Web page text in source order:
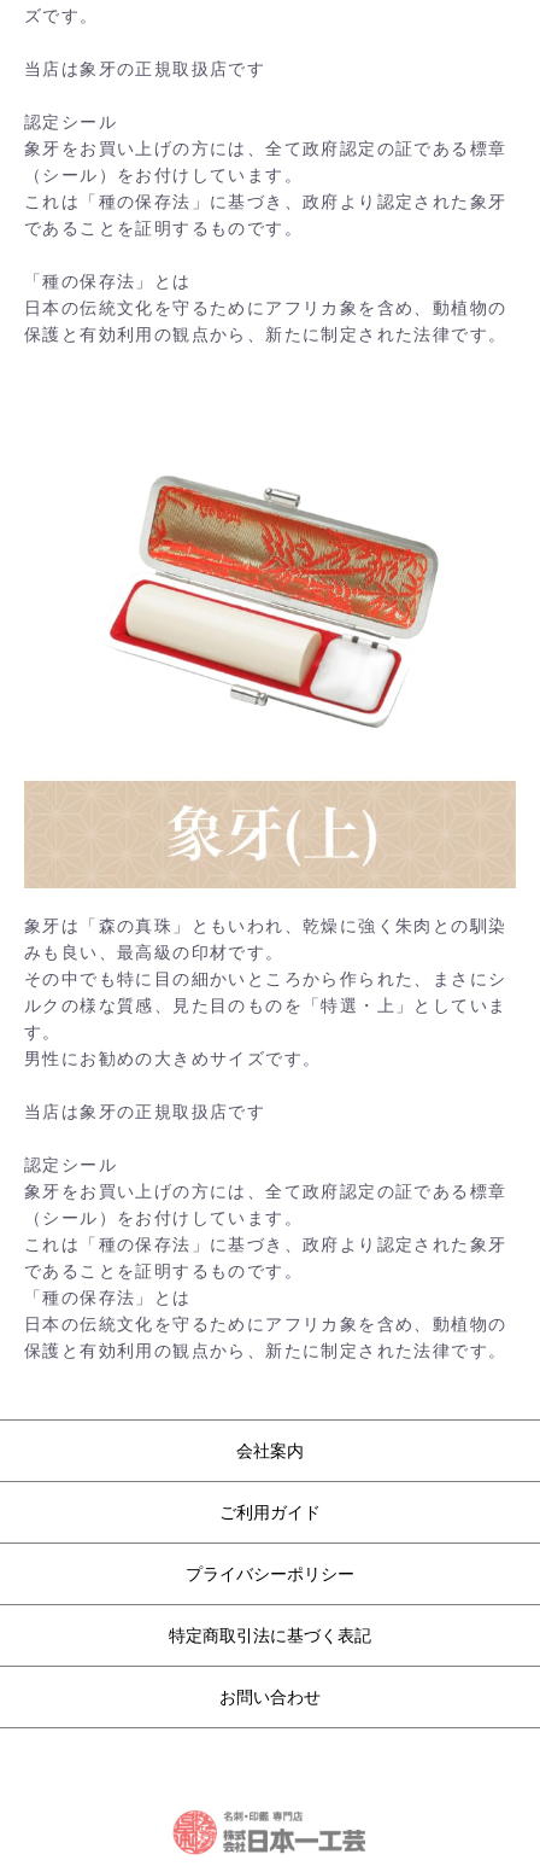
ズです。
当店は象牙の正規取扱店です
認定シール
象牙をお買い上げの方には、全て政府認定の証である標章
（シール）をお付けしています。
これは「種の保存法」に基づき、政府より認定された象牙
であることを証明するものです。
「種の保存法」とは
日本の伝統文化を守るためにアフリカ象を含め、動植物の
保護と有効利用の観点から、新たに制定された法律です。
象牙は「森の真珠」ともいわれ、乾燥に強く朱肉との馴染
みも良い、最高級の印材です。
その中でも特に目の細かいところから作られた、まさにシ
ルクの様な質感、見た目のものを「特選・上」としていま
す。
男性にお勧めの大きめサイズです。
当店は象牙の正規取扱店です
認定シール
象牙をお買い上げの方には、全て政府認定の証である標章
（シール）をお付けしています。
これは「種の保存法」に基づき、政府より認定された象牙
であることを証明するものです。
「種の保存法」とは
日本の伝統文化を守るためにアフリカ象を含め、動植物の
保護と有効利用の観点から、新たに制定された法律です。
会社案内
ご利用ガイド
プライバシーポリシー
特定商取引法に基づく表記
お問い合わせ